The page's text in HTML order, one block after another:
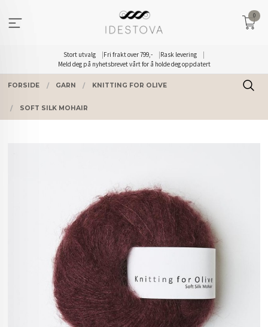
innholdet
Stort utvalg Fri frakt over 799,-
Rask levering
Meld deg på nyhetsbrevet vårt for å holde deg oppdatert
0
FORSIDE GARN KNITTING FOR OLIVE
SOFT SILK MOHAIR